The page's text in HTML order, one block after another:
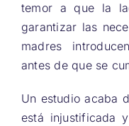
temor a que la
garantizar las
madres
antes de que se
Un estudio acaba
está injustificada